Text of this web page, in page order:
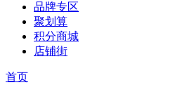
品牌专区
聚划算
积分商城
店铺街
首页